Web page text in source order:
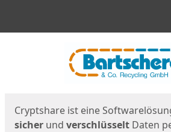
Cryptshare ist eine
sicher und verschlüsselt Daten